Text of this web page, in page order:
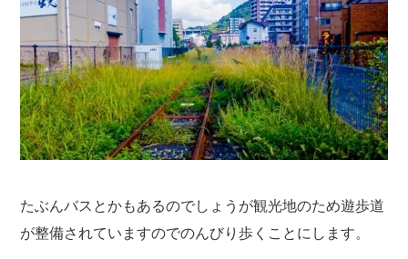
たぶんバスとかもあるのでしょうが観光地のため遊歩道
が整備されていますのでのんびり歩くことにします。